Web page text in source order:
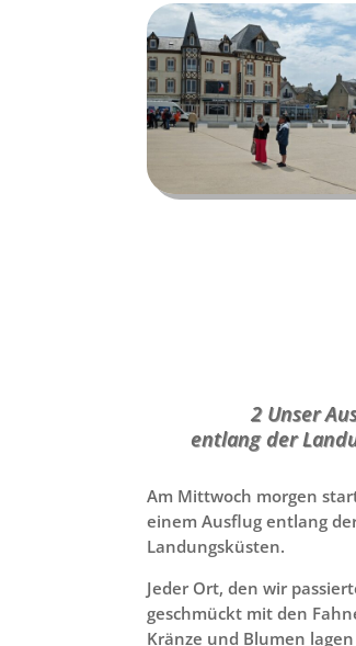
2 Unser
entlang der
Am Mittwoch morgen
einem Ausflug entlang
Landungsküsten.
Jeder Ort, den wir
geschmückt mit den
Kränze und Blumen